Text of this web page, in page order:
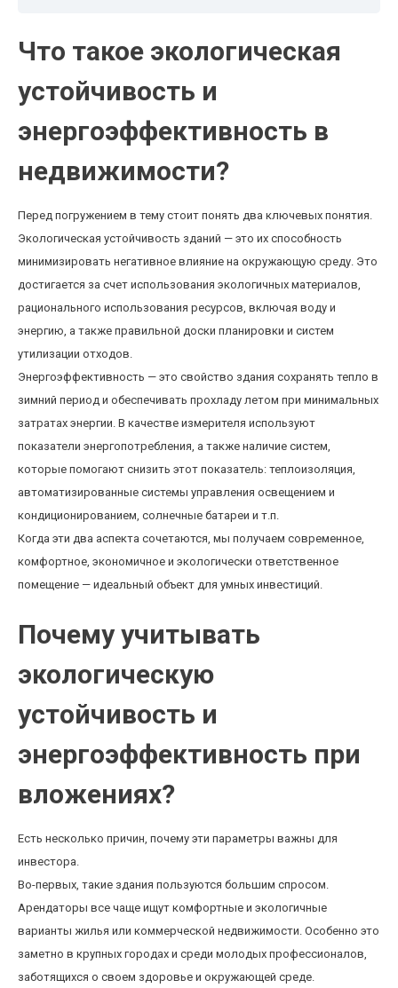
Что такое экологическая
устойчивость и
энергоэффективность в
недвижимости?
Перед погружением в тему стоит понять два ключевых понятия.
Экологическая устойчивость зданий — это их способность
минимизировать негативное влияние на окружающую среду. Это
достигается за счет использования экологичных материалов,
рационального использования ресурсов, включая воду и
энергию, а также правильной доски планировки и систем
утилизации отходов.
Энергоэффективность — это свойство здания сохранять тепло в
зимний период и обеспечивать прохладу летом при минимальных
затратах энергии. В качестве измерителя используют
показатели энергопотребления, а также наличие систем,
которые помогают снизить этот показатель: теплоизоляция,
автоматизированные системы управления освещением и
кондиционированием, солнечные батареи и т.п.
Когда эти два аспекта сочетаются, мы получаем современное,
комфортное, экономичное и экологически ответственное
помещение — идеальный объект для умных инвестиций.
Почему учитывать
экологическую
устойчивость и
энергоэффективность при
вложениях?
Есть несколько причин, почему эти параметры важны для
инвестора.
Во-первых, такие здания пользуются большим спросом.
Арендаторы все чаще ищут комфортные и экологичные
варианты жилья или коммерческой недвижимости. Особенно это
заметно в крупных городах и среди молодых профессионалов,
заботящихся о своем здоровье и окружающей среде.